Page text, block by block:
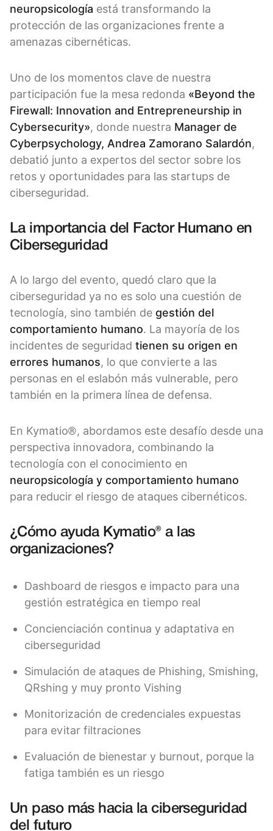
neuropsicología está transformando la
protección de las organizaciones frente a
amenazas cibernéticas.
Uno de los momentos clave de nuestra
participación fue la mesa redonda «Beyond the
Firewall: Innovation and Entrepreneurship in
Cybersecurity», donde nuestra Manager de
Cyberpsychology, Andrea Zamorano Salardón,
debatió junto a expertos del sector sobre los
retos y oportunidades para las startups de
ciberseguridad.
La importancia del Factor Humano en
Ciberseguridad
A lo largo del evento, quedó claro que la
ciberseguridad ya no es solo una cuestión de
tecnología, sino también de gestión del
comportamiento humano. La mayoría de los
incidentes de seguridad tienen su origen en
errores humanos, lo que convierte a las
personas en el eslabón más vulnerable, pero
también en la primera línea de defensa.
En Kymatio®, abordamos este desafío desde una
perspectiva innovadora, combinando la
tecnología con el conocimiento en
neuropsicología y comportamiento humano
para reducir el riesgo de ataques cibernéticos.
¿Cómo ayuda Kymatio® a las
organizaciones?
Dashboard de riesgos e impacto para una
gestión estratégica en tiempo real
Concienciación continua y adaptativa en
ciberseguridad
Simulación de ataques de Phishing, Smishing,
QRshing y muy pronto Vishing
Monitorización de credenciales expuestas
para evitar filtraciones
Evaluación de bienestar y burnout, porque la
fatiga también es un riesgo
Un paso más hacia la ciberseguridad
del futuro